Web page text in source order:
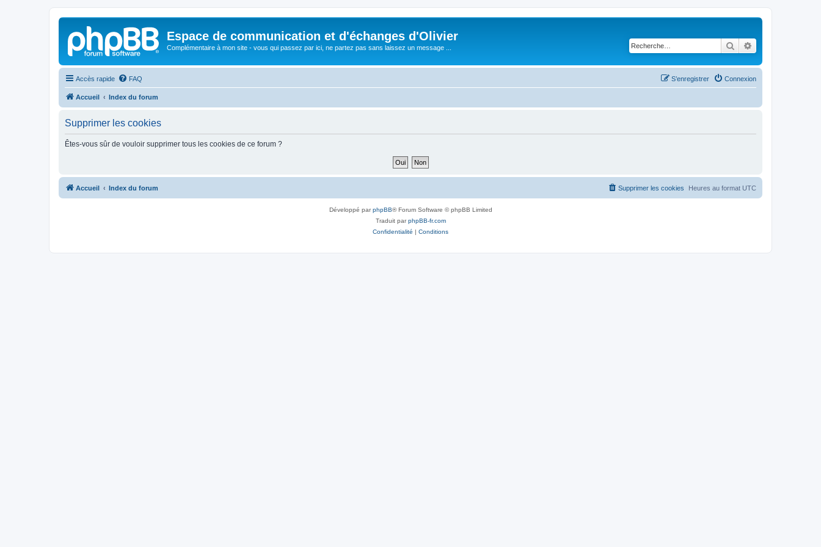
Espace de communication et d'échanges d'Olivier
Complémentaire à mon site - vous qui passez par ici, ne partez pas sans laissez un message ... Rechercher
Accès rapide FAQ Connexion
S’enregistrer
Accueil Index du forum
Supprimer les cookies
Êtes-vous sûr de vouloir supprimer tous les cookies de ce forum ?
Accueil Index du forum Heures au format UTC
Supprimer les cookies
Développé parphpBB® Forum Software © phpBB Limited
Traduit parphpBB-fr.com
Confidentialité | Conditions